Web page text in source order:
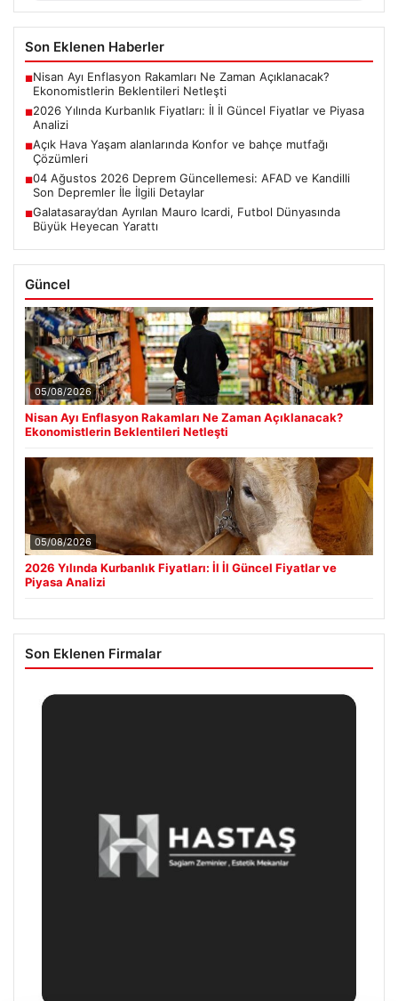
Son Eklenen Haberler
■Nisan Ayı Enflasyon Rakamları Ne Zaman Açıklanacak?
Ekonomistlerin Beklentileri Netleşti
■2026 Yılında Kurbanlık Fiyatları: İl İl Güncel Fiyatlar ve Piyasa
Analizi
■Açık Hava Yaşam alanlarında Konfor ve bahçe mutfağı
Çözümleri
■04 Ağustos 2026 Deprem Güncellemesi: AFAD ve Kandilli
Son Depremler İle İlgili Detaylar
■Galatasaray’dan Ayrılan Mauro Icardi, Futbol Dünyasında
Büyük Heyecan Yarattı
Güncel
05/08/2026
Nisan Ayı Enflasyon Rakamları Ne Zaman Açıklanacak?
Ekonomistlerin Beklentileri Netleşti
05/08/2026
2026 Yılında Kurbanlık Fiyatları: İl İl Güncel Fiyatlar ve
Piyasa Analizi
Son Eklenen Firmalar